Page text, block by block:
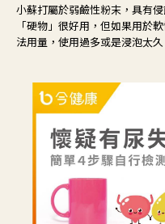
小蘇打屬於弱鹼性粉末，具有
「硬物」很好用，但如果用於
法用量，使用過多或是浸泡太